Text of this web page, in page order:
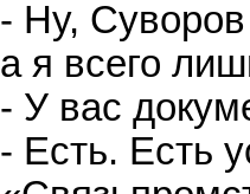
- Ну,
а я всего
- У вас
- Есть. Есть